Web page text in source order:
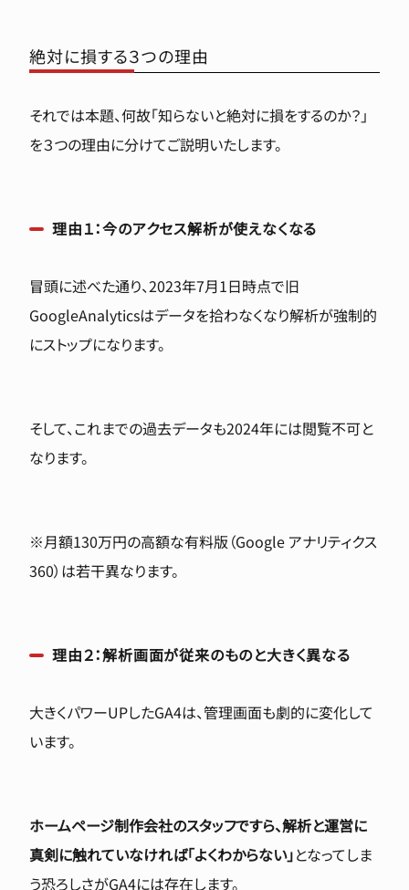
絶対に損する３つの理由
それでは本題、何故「知らないと絶対に損をするのか？」
を３つの理由に分けてご説明いたします。
理由１：今のアクセス解析が使えなくなる
冒頭に述べた通り、2023年7月1日時点で旧
GoogleAnalyticsはデータを拾わなくなり解析が強制的
にストップになります。
そして、これまでの過去データも2024年には閲覧不可と
なります。
※月額130万円の高額な有料版（Google アナリティクス
360）は若干異なります。
理由２：解析画面が従来のものと大きく異なる
大きくパワーUPしたGA4は、管理画面も劇的に変化して
います。
ホームページ制作会社のスタッフですら、解析と運営に
真剣に触れていなければ「よくわからない」となってしま
う恐ろしさがGA4には存在します。